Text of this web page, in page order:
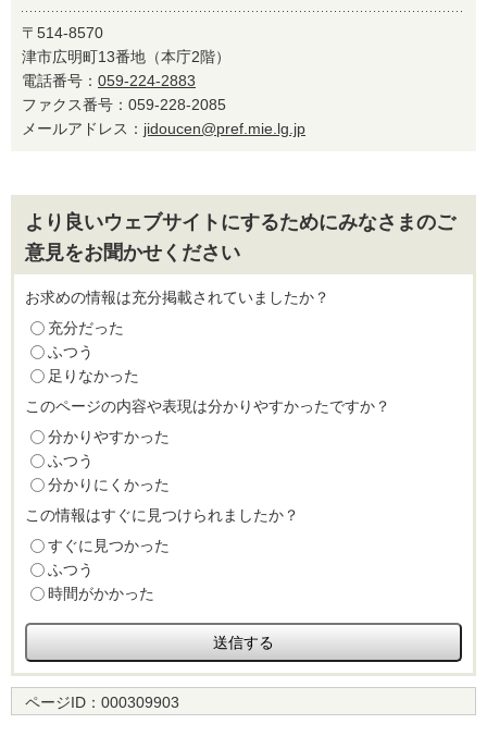
〒514-8570
津市広明町13番地（本庁2階）
電話番号： 059-224-2883
ファクス番号：059-228-2085
メールアドレス： jidoucen@pref.mie.lg.jp
より良いウェブサイトにするためにみなさまのご
意見をお聞かせください
お求めの情報は充分掲載されていましたか？
充分だった
ふつう
足りなかった
このページの内容や表現は分かりやすかったですか？
分かりやすかった
ふつう
分かりにくかった
この情報はすぐに見つけられましたか？
すぐに見つかった
ふつう
時間がかかった
ページID： 000309903